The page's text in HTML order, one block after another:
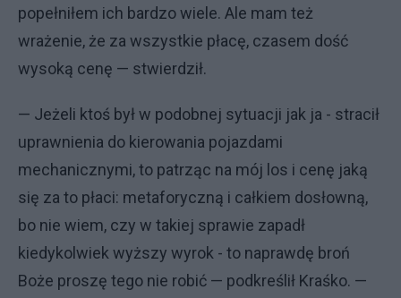
popełniłem ich bardzo wiele. Ale mam też
wrażenie, że za wszystkie płacę, czasem dość
wysoką cenę — stwierdził.
— Jeżeli ktoś był w podobnej sytuacji jak ja - stracił
uprawnienia do kierowania pojazdami
mechanicznymi, to patrząc na mój los i cenę jaką
się za to płaci: metaforyczną i całkiem dosłowną,
bo nie wiem, czy w takiej sprawie zapadł
kiedykolwiek wyższy wyrok - to naprawdę broń
Boże proszę tego nie robić — podkreślił Kraśko. —